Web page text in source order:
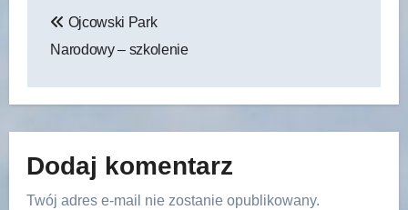
wpisu
Ojcowski Park
Narodowy – szkolenie
Dodaj komentarz
Twój adres e-mail nie zostanie opublikowany.